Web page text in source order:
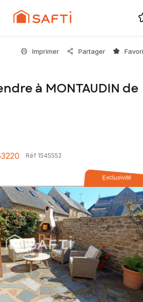
Imprimer Partager
à MONTAUDIN de
Réf 1545552
Exclusivité